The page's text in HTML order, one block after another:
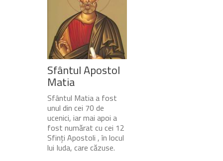
Sfântul Apostol
Matia
Sfântul Matia a fost
unul din cei 70 de
ucenici, iar mai apoi a
fost numărat cu cei 12
Sfinți Apostoli , în locul
lui Iuda, care căzuse.